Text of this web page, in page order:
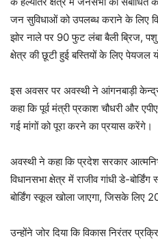
जन सुविधाओं को उपलब्ध कराने के लिए
झोर नाले पर 90 फुट लंबा बैली ब्रिज,
क्षेत्र की छूटी हुई बस्तियों के लिए पेयजल
इस अवसर पर अवस्थी ने आंगनबाड़ी
कहा कि पूर्व मंत्री प्रकाश चौधरी और
गई मांगों को पूरा करने का प्रयास करेंगे।
अवस्थी ने कहा कि प्रदेश सरकार
विधानसभा क्षेत्र में राजीव गांधी डे-
बोर्डिंग स्कूल खोला जाएगा, जिसके लिए
उन्होंने जोर दिया कि विकास निरंतर